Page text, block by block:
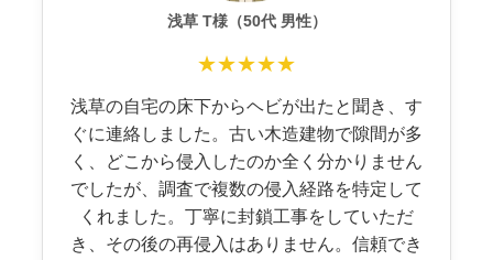
浅草 T様（50代 男性）
★★★★★
浅草の自宅の床下からヘビが出たと聞き、す
ぐに連絡しました。古い木造建物で隙間が多
く、どこから侵入したのか全く分かりません
でしたが、調査で複数の侵入経路を特定して
くれました。丁寧に封鎖工事をしていただ
き、その後の再侵入はありません。信頼でき